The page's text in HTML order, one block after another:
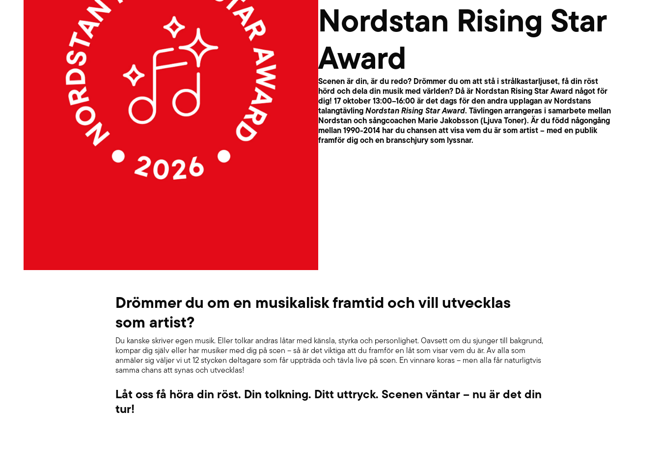
Nordstan Rising Star
Award
Scenen är din, är du redo? Drömmer du om att stå i strålkastarljuset, få din röst
hörd och dela din musik med världen? Då är Nordstan Rising Star Award något för
dig! 17 oktober 13:00–16:00 är det dags för den andra upplagan av Nordstans
talangtävlingNordstan Rising Star Award. Tävlingen arrangeras i samarbete mellan
Nordstan och sångcoachen Marie Jakobsson (Ljuva Toner). Är du född någongång
mellan 1990-2014 har du chansen att visa vem du är som artist – med en publik
framför dig och en branschjury som lyssnar.
Drömmer du om en musikalisk framtid och vill utvecklas
som artist?
Du kanske skriver egen musik. Eller tolkar andras låtar med känsla, styrka och personlighet. Oavsett om du sjunger till bakgrund,
kompar dig själv eller har musiker med dig på scen – så är det viktiga att du framför en låt som visar vem du är. Av alla som
anmäler sig väljer vi ut 12 stycken deltagare som får uppträda och tävla live på scen. En vinnare koras – men alla får naturligtvis
samma chans att synas och utvecklas!
Låt oss få höra din röst. Din tolkning. Ditt uttryck. Scenen väntar – nu är det din
tur!